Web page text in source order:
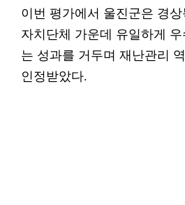
이번 평가에서 울진군은 경
자치단체 가운데 유일하게
는 성과를 거두며 재난관리
인정받았다.